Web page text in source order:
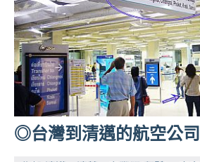
FANG
團、
主
題
旅
遊、
帶
路、
◎台灣到清邁的航空公